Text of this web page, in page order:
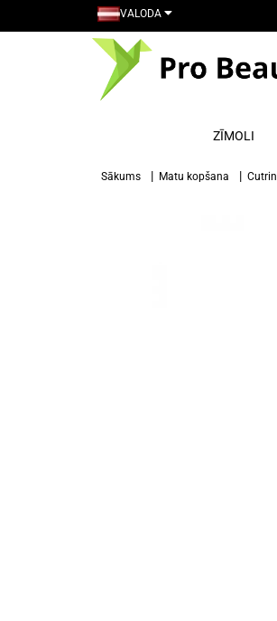
VALODA
ZĪMOLI
Sākums Matu kopšana Cutrin